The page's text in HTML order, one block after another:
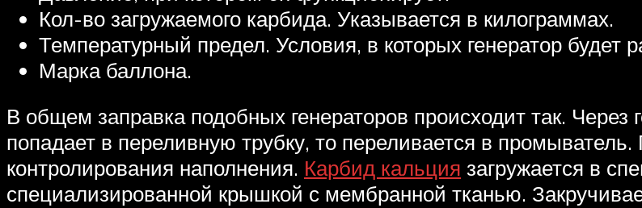
Кол-во загружаемого карбида. Указывается в килограммах.
Температурный предел. Условия, в которых генератор будет
Марка баллона.
В общем заправка подобных генераторов происходит так. Через
попадает в переливную трубку, то переливается в
контролирования наполнения. Карбид кальция загружается в
специализированной крышкой с мембранной тканью.